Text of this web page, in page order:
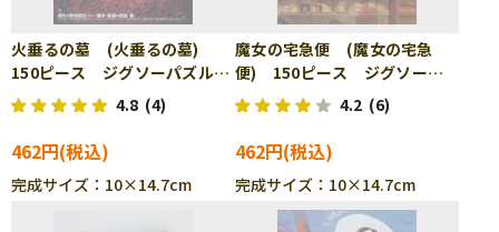
火垂るの墓 (火垂るの墓)
150ピース ジグソーパズル
ENS-150-G28 4.8 (4)
462円
完成サイズ：10×14.7cm
魔女の宅急便 (魔女の宅急
便) 150ピース ジグソーパ
ズル ENS-150-G29
4.2 (6)
462円
完成サイズ：10×14.7cm